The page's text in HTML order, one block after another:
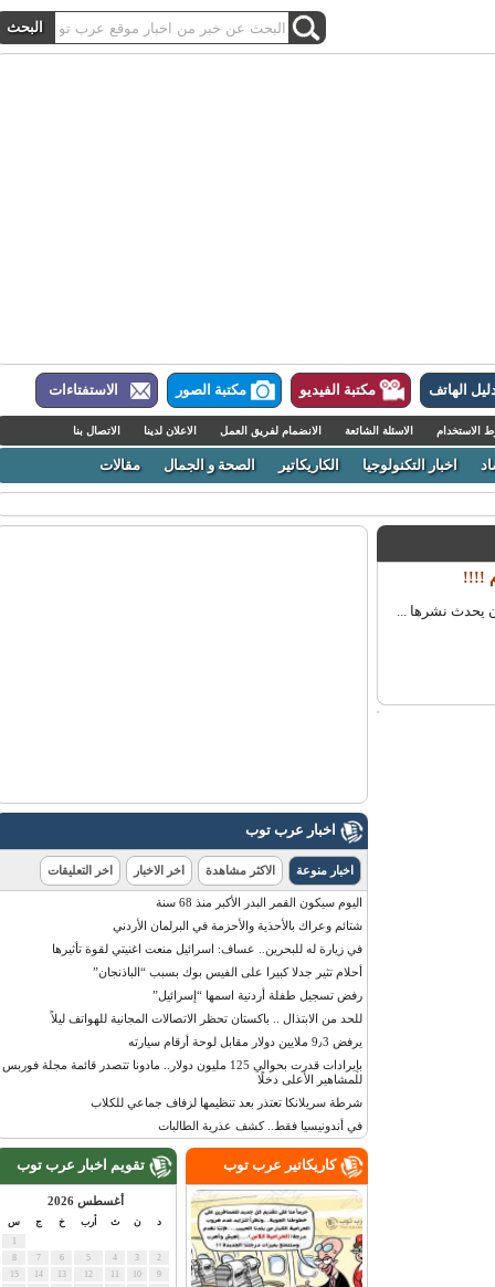
الهاتف مكتبة الفيديو مكتبة الصور الاستفتاءات
الاسئلة الشائعة الانضمام لفريق العمل الاعلان لدينا الاتصال بنا
اخبار التكنولوجيا الكاريكاتير الصحة و الجمال مقالات
!!!!
نشرها ...
اخبار عرب توب
اخبار منوعة الاكثر مشاهدة اخر الاخبار اخر التعليقات
اليوم سيكون القمر البدر الأكبر منذ 68 سنة
شتائم وعراك بالأحذية والأحزمة في البرلمان الأردني
في زيارة له للبحرين.. عساف: اسرائيل منعت اغنيتي لقوة تأثيرها
أحلام تثير جدلا كبيرا على الفيس بوك بسبب “الباذنجان”
رفض تسجيل طفلة أردنية اسمها “إسرائيل”
للحد من الابتذال .. باكستان تحظر الاتصالات المجانية للهواتف ليلاً
يرفض 9٫3 ملايين دولار مقابل لوحة أرقام سيارته
بإيرادات قدرت بحوالي 125 مليون دولار.. مادونا تتصدر قائمة مجلة فوربس
للمشاهير الأعلى دخلًا
شرطة سريلانكا تعتذر بعد تنظيمها لزفاف جماعي للكلاب
في أندونيسيا فقط.. كشف عذرية الطالبات
تقويم اخبار عرب توب
أغسطس 2026
أرب س
كاريكاتير عرب توب